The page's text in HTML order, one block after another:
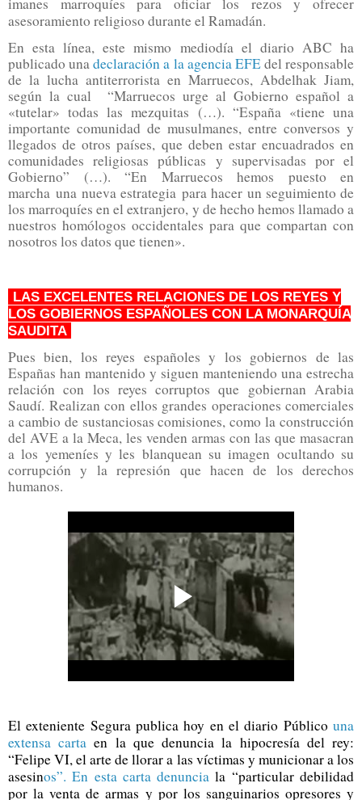
asesoramiento religioso durante el Ramadán.
En esta línea, este mismo mediodía el diario ABC ha
publicado unadeclaración a la agencia EFEdel responsable
de la lucha antiterrorista en Marruecos, Abdelhak Jiam,
según la cual “Marruecos urge al Gobierno español a
«tutelar» todas las mezquitas (…). “España «tiene una
importante comunidad de musulmanes, entre conversos y
llegados de otros países, que deben estar encuadrados en
comunidades religiosas públicas y supervisadas por el
Gobierno” (…). “En Marruecos hemos puesto en
marcha una nueva estrategia para hacer un seguimiento de
los marroquíes en el extranjero, y de hecho hemos llamado a
nuestros homólogos occidentales para que compartan con
nosotros los datos que tienen».
LAS EXCELENTES RELACIONES DE LOS REYES Y
LOS GOBIERNOS ESPAÑOLES CON LA MONARQUÍA
SAUDITA
Pues bien, los reyes españoles y los gobiernos de las
Españas han mantenido y siguen manteniendo una estrecha
relación con los reyes corruptos que gobiernan Arabia
Saudí. Realizan con ellos grandes operaciones comerciales
a cambio de sustanciosas comisiones, como la construcción
del AVE a la Meca, les venden armas con las que masacran
a los yemeníes y les blanquean su imagen ocultando su
corrupción y la represión que hacen de los derechos
humanos.
El exteniente Segura publica hoy en el diario Público una
extensa carta en la que denuncia la hipocresía del rey:
“Felipe VI, el arte de llorar a las víctimas y municionar a los
asesinos”. En esta carta denuncia la “particular debilidad
por la venta de armas y por los sanguinarios opresores y